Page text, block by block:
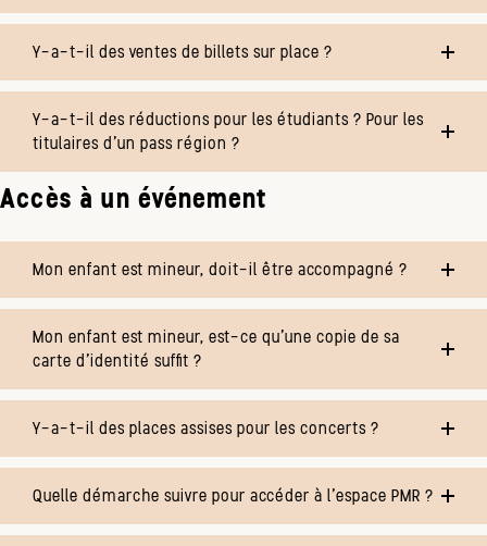
Y-a-t-il des ventes de billets sur place ?
Y-a-t-il des réductions pour les étudiants ? Pour les
titulaires d’un pass région ?
Accès à un événement
Mon enfant est mineur, doit-il être accompagné ?
Mon enfant est mineur, est-ce qu’une copie de sa
carte d’identité suffit ?
Y-a-t-il des places assises pour les concerts ?
Quelle démarche suivre pour accéder à l’espace PMR ?